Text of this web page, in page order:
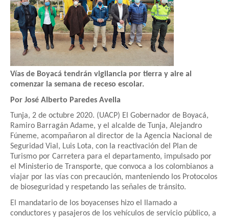
Vías de Boyacá tendrán vigilancia por tierra y aire al
comenzar la semana de receso escolar.
Por José Alberto Paredes Avella
Tunja, 2 de octubre 2020. (UACP) El Gobernador de Boyacá,
Ramiro Barragán Adame, y el alcalde de Tunja, Alejandro
Fúneme, acompañaron al director de la Agencia Nacional de
Seguridad Vial, Luis Lota, con la reactivación del Plan de
Turismo por Carretera para el departamento, impulsado por
el Ministerio de Transporte, que convoca a los colombianos a
viajar por las vías con precaución, manteniendo los Protocolos
de bioseguridad y respetando las señales de tránsito.
El mandatario de los boyacenses hizo el llamado a
conductores y pasajeros de los vehículos de servicio público, a